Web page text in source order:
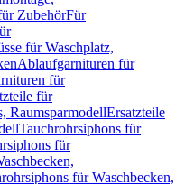
ZubehörFür
für Waschplatz,
Ablaufgarnituren für
für
für
RaumsparmodellErsatzteile
Tauchrohrsiphons für
für
für Waschbecken,